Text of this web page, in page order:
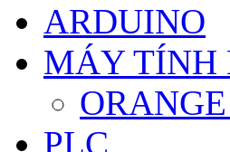
ARDUINO
MÁY TÍNH
PLC